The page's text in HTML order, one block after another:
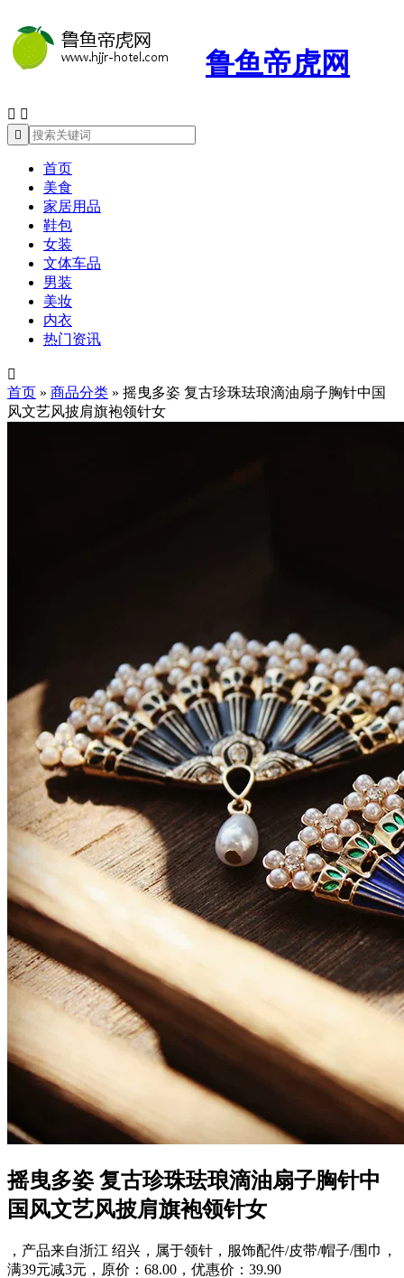
鲁鱼帝虎网
 

首页
美食
家居用品
鞋包
女装
文体车品
男装
美妆
内衣
热门资讯

首页 » 商品分类 » 摇曳多姿 复古珍珠珐琅滴油扇子胸针中国
风文艺风披肩旗袍领针女
摇曳多姿 复古珍珠珐琅滴油扇子胸针中
国风文艺风披肩旗袍领针女
，产品来自浙江 绍兴，属于领针，服饰配件/皮带/帽子/围巾，
满39元减3元，原价：68.00，优惠价：39.90